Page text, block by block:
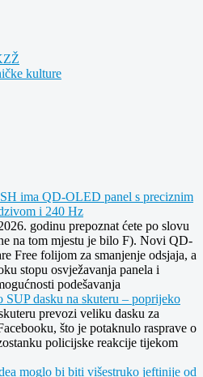
kulture
ima QD-OLED panel s preciznim
i 240 Hz
godinu prepoznat ćete po slovu
na tom mjestu je bilo F). Novi QD-
Free folijom za smanjenje odsjaja, a
stopu osvježavanja panela i
podešavanja
dasku na skuteru – poprijeko
prevozi veliku dasku za
što je potaknulo rasprave o
policijske reakcije tijekom
moglo bi biti višestruko jeftinije od